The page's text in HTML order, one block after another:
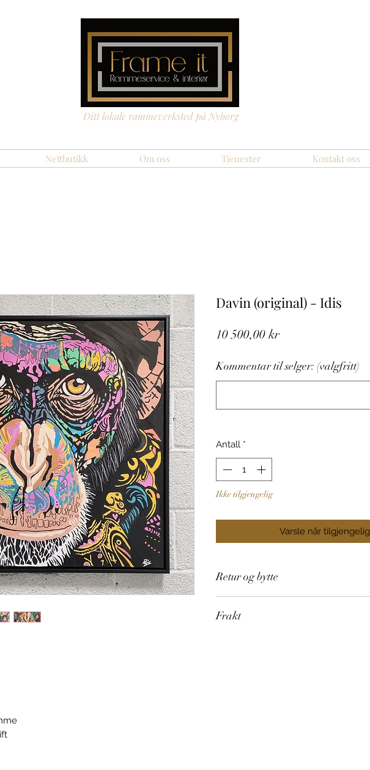
Ditt lokale rammeverksted på Nyborg
Nettbutikk Om oss Tjenester Kontakt oss
Davin (original) - Idis
10 500,00 krPris
Kommentar til selger: (valgfritt)
Antall *
Ikke tilgjengelig
Varsle når tilgjengelig
Retur og bytte
Frakt